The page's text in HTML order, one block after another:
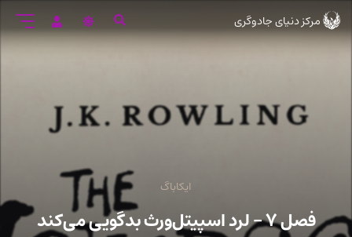
ورود
به
مرکز دنیای جادوگری
ایکاباگ
فصل ۷ – لرد اسپیتل‌ورث بدگویی می‌کند